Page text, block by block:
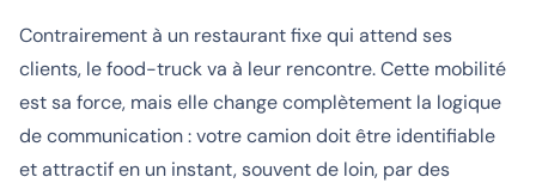
Contrairement à un restaurant fixe qui attend ses
clients, le food-truck va à leur rencontre. Cette mobilité
est sa force, mais elle change complètement la logique
de communication : votre camion doit être identifiable
et attractif en un instant, souvent de loin, par des